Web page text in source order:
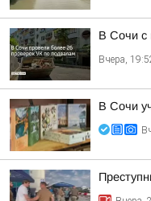
В Сочи с
Вчера,
В Сочи